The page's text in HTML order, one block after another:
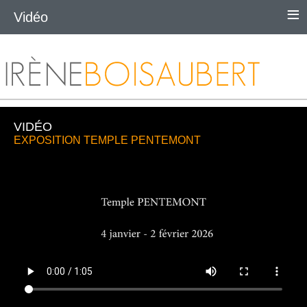
VIDÉO
EXPOSITION TEMPLE PENTEMONT
Vidéo ≡